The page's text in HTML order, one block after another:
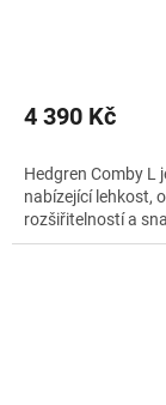
4 390 Kč
Hedgren Comby L
nabízející lehkost,
rozšiřitelností a